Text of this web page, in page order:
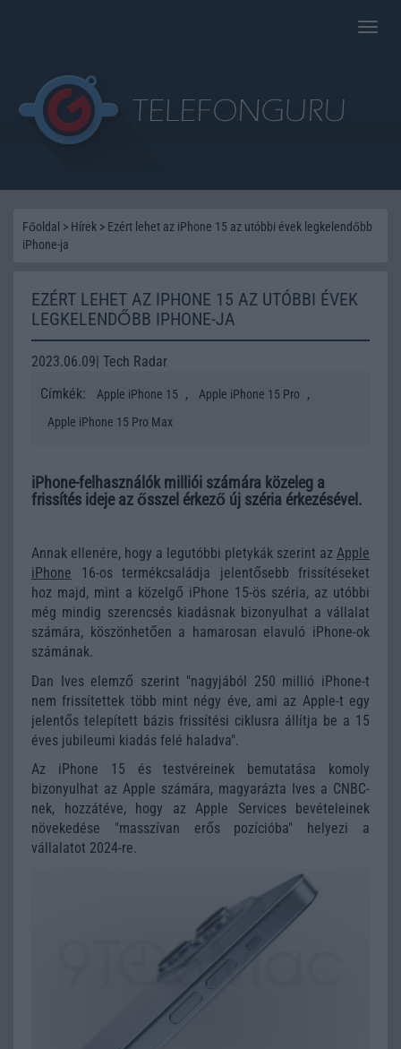
Toggle
Főoldal > Hírek > Ezért lehet az iPhone 15 az utóbbi évek legkelendőbb
iPhone-ja
EZÉRT LEHET AZ IPHONE 15 AZ UTÓBBI ÉVEK
LEGKELENDŐBB IPHONE-JA
2023.06.09| Tech Radar
Címkék:
Apple iPhone 15 , Apple iPhone 15 Pro ,
Apple iPhone 15 Pro Max
iPhone-felhasználók milliói számára közeleg a
frissítés ideje az ősszel érkező új széria érkezésével.
Annak ellenére, hogy a legutóbbi pletykák szerint az Apple
iPhone 16-os termékcsaládja jelentősebb frissítéseket
hoz majd, mint a közelgő iPhone 15-ös széria, az utóbbi
még mindig szerencsés kiadásnak bizonyulhat a vállalat
számára, köszönhetően a hamarosan elavuló iPhone-ok
számának.
Dan Ives elemző szerint "nagyjából 250 millió iPhone-t
nem frissítettek több mint négy éve, ami az Apple-t egy
jelentős telepített bázis frissítési ciklusra állítja be a 15
éves jubileumi kiadás felé haladva".
Az iPhone 15 és testvéreinek bemutatása komoly
bizonyulhat az Apple számára, magyarázta Ives a CNBC-
nek, hozzátéve, hogy az Apple Services bevételeinek
növekedése "masszívan erős pozícióba" helyezi a
vállalatot 2024-re.